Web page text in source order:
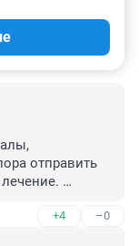
отправить
мосту,
+4 –0